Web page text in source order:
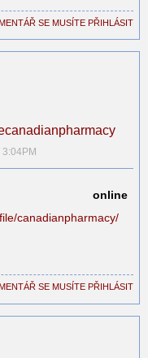
SE MUSÍTE PŘIHLÁSIT
canadianpharmacy/
SE MUSÍTE PŘIHLÁSIT